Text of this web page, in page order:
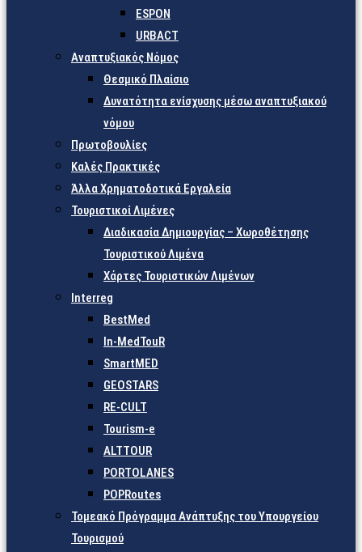
ESPON
URBACT
Αναπτυξιακός Νόμος
Θεσμικό Πλαίσιο
Δυνατότητα ενίσχυσης μέσω αναπτυξιακού
νόμου
Πρωτοβουλίες
Καλές Πρακτικές
Άλλα Χρηματοδοτικά Εργαλεία
Τουριστικοί Λιμένες
Διαδικασία Δημιουργίας – Χωροθέτησης
Τουριστικού Λιμένα
Χάρτες Τουριστικών Λιμένων
Interreg
BestMed
In-MedTouR
SmartMED
GEOSTARS
RE-CULT
Tourism-e
ALTTOUR
PORTOLANES
POPRoutes
Τομεακό Πρόγραμμα Ανάπτυξης του Υπουργείου
Τουρισμού